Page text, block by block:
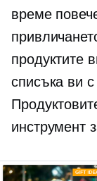
време
продуктите
списъка ви
инструмент